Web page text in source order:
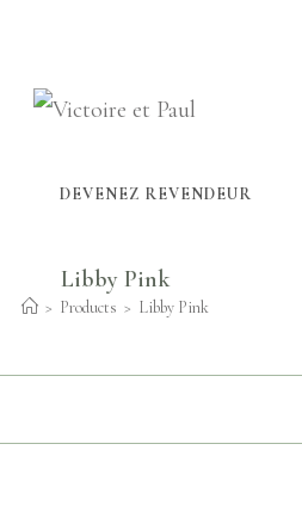
DEVENEZ REVENDEUR
Libby Pink
> Products > Libby Pink